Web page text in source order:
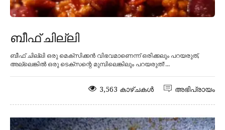
ബീഫ് ചില്ലി
ബീഫ് ചില്ലി ഒരു മെക്സിക്കൻ വിഭവമാണെന്ന് ഒരിക്കലും പറയരുത്,
അല്ലെങ്കിൽ ഒരു ടെക്സന്റെ മുമ്പിലെങ്കിലും പറയരുത്!...
അഭിപ്രായം
3,563 കാഴ്ചകൾ